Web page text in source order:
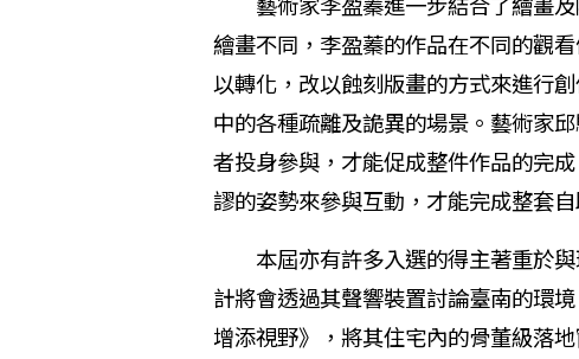
繪畫不同，李盈蓁的作品在不同的觀
以轉化，改以蝕刻版畫的方式來進行
中的各種疏離及詭異的場景。藝術家
者投身參與，才能促成整件作品的完
謬的姿勢來參與互動，才能完成整套
本屆亦有許多入選的得主著重於與
計將會透過其聲響裝置討論臺南的環
增添視野》，將其住宅內的骨董級落